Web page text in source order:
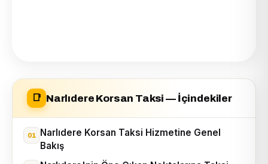
📑 Narlıdere Korsan Taksi — İçindekiler
Narlıdere Korsan Taksi Hizmetine Genel
Bakış